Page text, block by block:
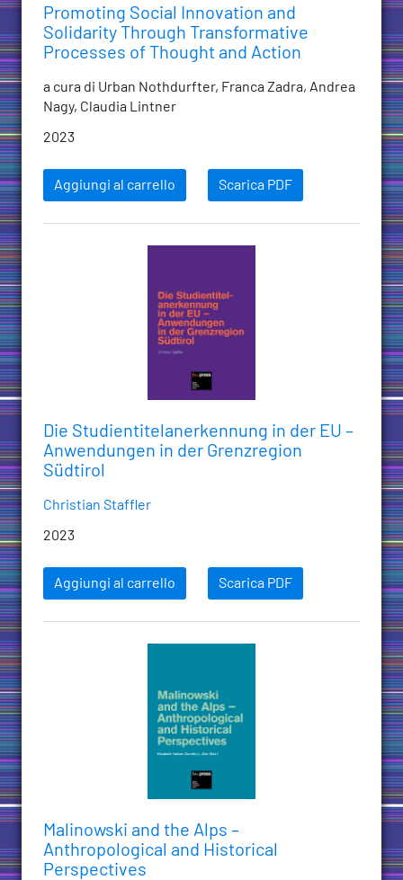
Promoting Social Innovation and
Solidarity Through Transformative
Processes of Thought and Action
a cura di Urban Nothdurfter, Franca Zadra, Andrea
Nagy, Claudia Lintner
2023
Aggiungi al carrello Scarica PDF
Die Studientitelanerkennung in der EU –
Anwendungen in der Grenzregion
Südtirol
Christian Staffler
2023
Aggiungi al carrello Scarica PDF
Malinowski and the Alps –
Anthropological and Historical
Perspectives